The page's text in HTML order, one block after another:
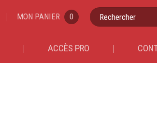
MON PANIER 0 Rechercher
ACCÈS PRO